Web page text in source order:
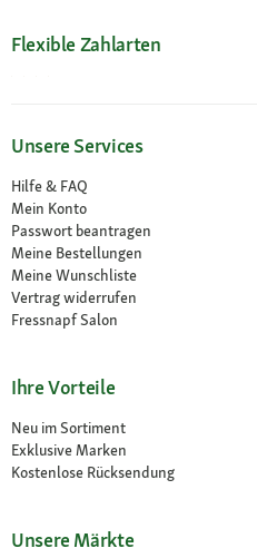
Flexible Zahlarten
Unsere Services
Hilfe & FAQ
Mein Konto
Passwort beantragen
Meine Bestellungen
Meine Wunschliste
Vertrag widerrufen
Fressnapf Salon
Ihre Vorteile
Neu im Sortiment
Exklusive Marken
Kostenlose Rücksendung
Unsere Märkte